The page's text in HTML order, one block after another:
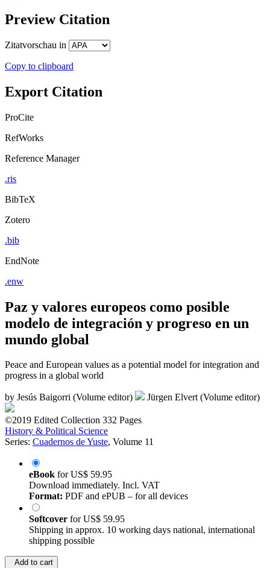
Preview Citation
Zitatvorschau in
Copy to clipboard
Export Citation
ProCite
RefWorks
Reference Manager
.ris
BibTeX
Zotero
.bib
EndNote
.enw
Paz y valores europeos como posible
modelo de integración y progreso en un
mundo global
Peace and European values as a potential model for integration and
progress in a global world
by Jesús Baigorri (Volume editor) Jürgen Elvert (Volume editor)
©2019 Edited Collection 332 Pages
History & Political Science
Series: Cuadernos de Yuste, Volume 11
eBook forUS$ 59.95
Download immediately. Incl. VAT
Format: PDF and ePUB – for all devices
Softcover forUS$ 59.95
Shipping in approx. 10 working days national, international
shipping possible
Add to cart